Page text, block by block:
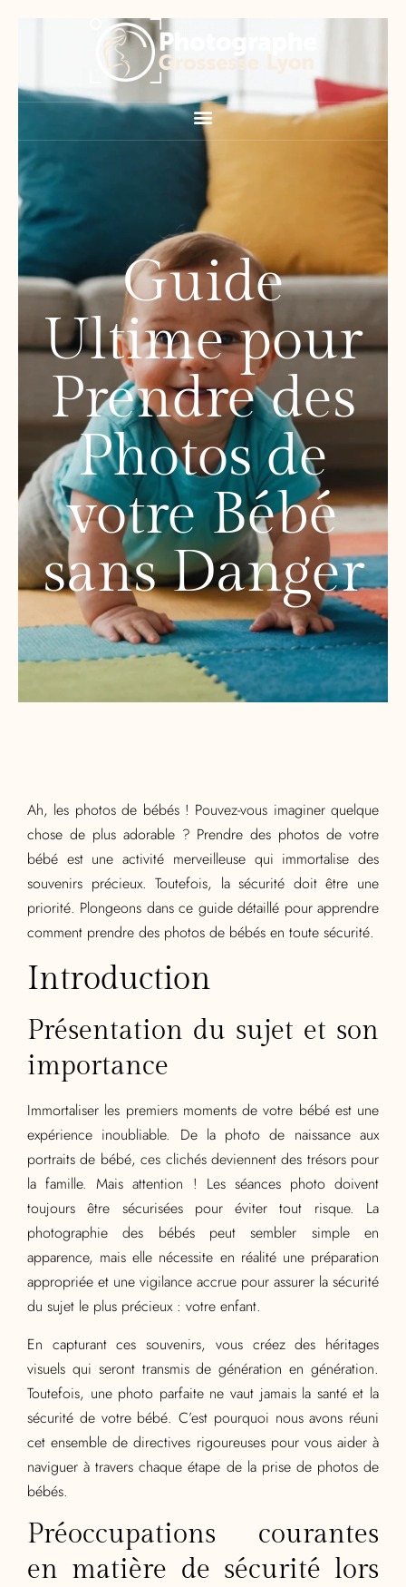
Guide
Ultime pour
Prendre des
Photos de
votre Bébé
sans Danger
Ah, les photos de bébés ! Pouvez-vous imaginer quelque
chose de plus adorable ? Prendre des photos de votre
bébé est une activité merveilleuse qui immortalise des
souvenirs précieux. Toutefois, la sécurité doit être une
priorité. Plongeons dans ce guide détaillé pour apprendre
comment prendre des photos de bébés en toute sécurité.
Introduction
Présentation du sujet et son
importance
Immortaliser les premiers moments de votre bébé est une
expérience inoubliable. De la photo de naissance aux
portraits de bébé, ces clichés deviennent des trésors pour
la famille. Mais attention ! Les séances photo doivent
toujours être sécurisées pour éviter tout risque. La
photographie des bébés peut sembler simple en
apparence, mais elle nécessite en réalité une préparation
appropriée et une vigilance accrue pour assurer la sécurité
du sujet le plus précieux : votre enfant.
En capturant ces souvenirs, vous créez des héritages
visuels qui seront transmis de génération en génération.
Toutefois, une photo parfaite ne vaut jamais la santé et la
sécurité de votre bébé. C’est pourquoi nous avons réuni
cet ensemble de directives rigoureuses pour vous aider à
naviguer à travers chaque étape de la prise de photos de
bébés.
Préoccupations courantes
en matière de sécurité lors